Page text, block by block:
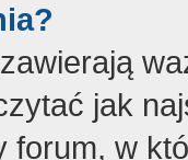
jak
w